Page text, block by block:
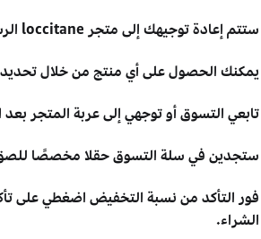
ستتم إعادة توجيهك إلى متجر loccitane الرسمي بعد نسخ الرمز لبدأ التسوق بسهولة.
يمكنك الحصول على أي منتج من خلال تحديد
تابعي التسوق أو توجهي إلى عربة المتجر
ستجدين في سلة التسوق حقلا مخصصًا
فور التأكد من نسبة التخفيض اضغطي على
الشراء.